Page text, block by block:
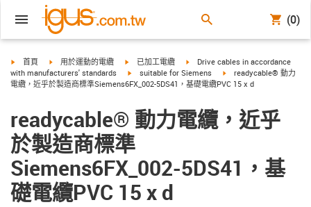
(0)
igus-icon-arrow-right
首頁 igus-icon-arrow-right
用於運動的電纜 igus-icon-arrow-right
已加工電纜 igus-icon-arrow-right
Drive cables in accordance
with manufacturers' standards
igus-icon-arrow-right
suitable for Siemens igus-icon-arrow-right
readycable® 動力
電纜，近乎於製造商標準Siemens6FX_002-5DS41，基礎電纜PVC 15 x d
readycable® 動力電纜，近乎
於製造商標準
Siemens6FX_002-5DS41，基
礎電纜PVC 15 x d